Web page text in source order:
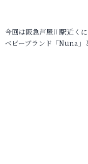
今回は阪急芦屋川駅近く
ベビーブランド「Nuna